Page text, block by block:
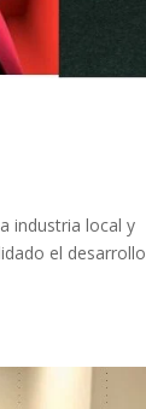
industria local y
el desarrollo